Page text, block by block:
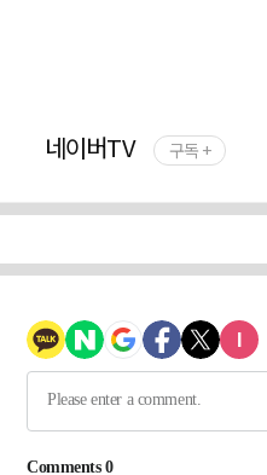
네이버TV 구독 +